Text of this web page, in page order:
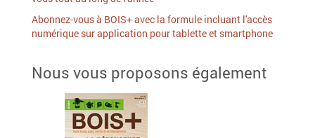
Abonnez-vous à BOIS+ avec la formule incluant l'accès
numérique sur application pour tablette et smartphone
Nous vous proposons également